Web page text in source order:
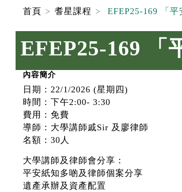
首頁 耆星課程 EFEP25-169 「
EFEP25-169 「
內容簡介
日期：22/1/2026 (星期四)
時間：下午2:00- 3:30
費用：免費
導師：大學講師戚Sir 及廖律師
名額：30人
大學講師及律師會分享：
平安紙知多啲及律師個案分享
遺產承辦及資產配置